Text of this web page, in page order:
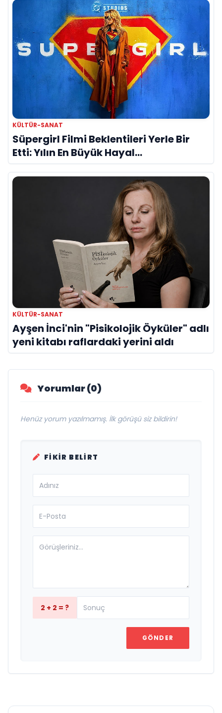
KÜLTÜR-SANAT
Süpergirl Filmi Beklentileri Yerle Bir
Etti: Yılın En Büyük Hayal
Kırıklıklarından Biri mi?
KÜLTÜR-SANAT
Ayşen İnci'nin "Pisikolojik Öyküler" adlı
yeni kitabı raflardaki yerini aldı
Yorumlar (0)
Henüz yorum yazılmamış. İlk görüşü siz bildirin!
FIKIR BELIRT
2 + 2 = ?
GÖNDER